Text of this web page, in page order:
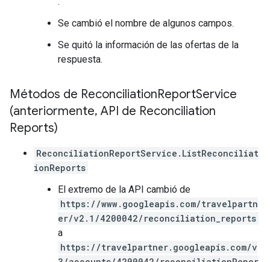
Se cambió el nombre de algunos campos.
Se quitó la información de las ofertas de la
respuesta.
Métodos de ReconciliationReportService
(anteriormente, API de Reconciliation
Reports)
ReconciliationReportService.ListReconciliat
ionReports
El extremo de la API cambió de
https://www.googleapis.com/travelpartn
er/v2.1/4200042/reconciliation_reports
a
https://travelpartner.googleapis.com/v